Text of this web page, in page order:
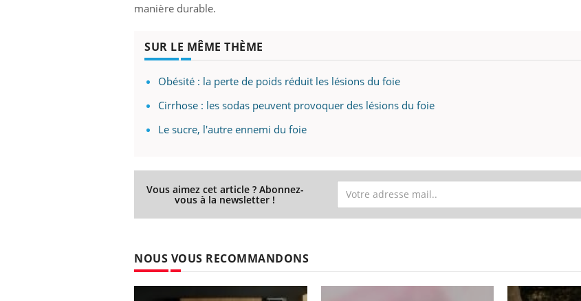
manière durable.
SUR LE MÊME THÈME
Obésité : la perte de poids réduit les lésions du foie
Cirrhose : les sodas peuvent provoquer des lésions du foie
Le sucre, l'autre ennemi du foie
Vous aimez cet article ? Abonnez-
vous à la newsletter !
NOUS VOUS RECOMMANDONS